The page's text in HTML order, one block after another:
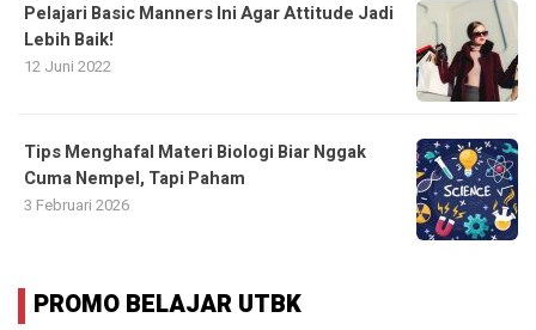
Pelajari Basic Manners Ini Agar Attitude Jadi
Lebih Baik!
12 Juni 2022
Tips Menghafal Materi Biologi Biar Nggak
Cuma Nempel, Tapi Paham
3 Februari 2026
PROMO BELAJAR UTBK